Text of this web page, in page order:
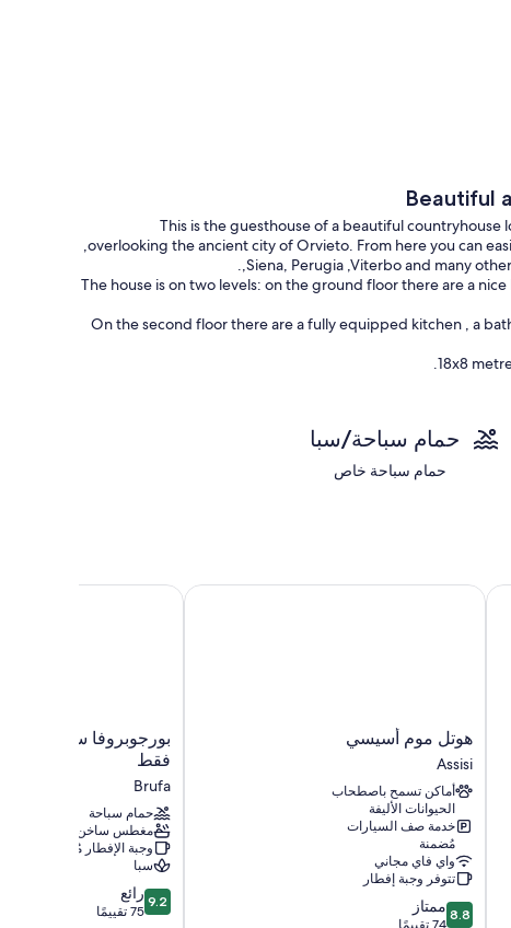
Beautiful
This is the guesthouse of a beautiful
,overlooking the ancient city of Orvieto. From here you can
,Siena, Perugia ,Viterbo and many
The house is on two levels: on the ground floor there are a
On the second floor there are a fully equipped kitchen , a
18x8
Keywords: the guesthouse of a
حمام سباحة/سبا
حمام سباحة خاص
هوتل
موم
أسيسي
Assisi
هوتل موم أسيسي
Assisi
أماكن تسمح باصطحاب
الحيوانات الأليفة
خدمة صف السيارات
مُضمنة
واي فاي مجاني
تتوفر وجبة إفطار
8.8
8.8 ممتاز
هوتل موم أسيسي
بورجوبروفا
سبا
-
للبالغين
فقط
Brufa
بورجوبروفا سبا ريزورت
فقط
Brufa
حمام سباحة
مغطس ساخن
وجبة الإفطار مُضمنة
سبا
9.2
من
9.2 رائع
75 تقييمًا
بورجوبروفا سبا ريزورت -